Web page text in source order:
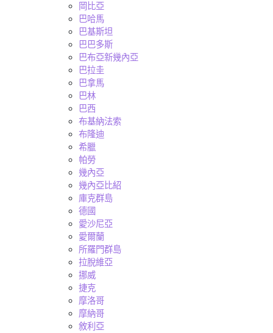
岡比亞
巴哈馬
巴基斯坦
巴巴多斯
巴布亞新幾內亞
巴拉圭
巴拿馬
巴林
巴西
布基納法索
布隆迪
希臘
帕勞
幾內亞
幾內亞比紹
庫克群島
德國
愛沙尼亞
愛爾蘭
所羅門群島
拉脫維亞
挪威
捷克
摩洛哥
摩納哥
敘利亞